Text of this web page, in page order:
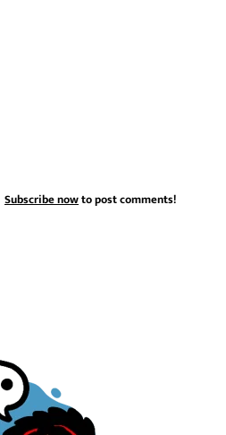
Subscribe nowto post comments!